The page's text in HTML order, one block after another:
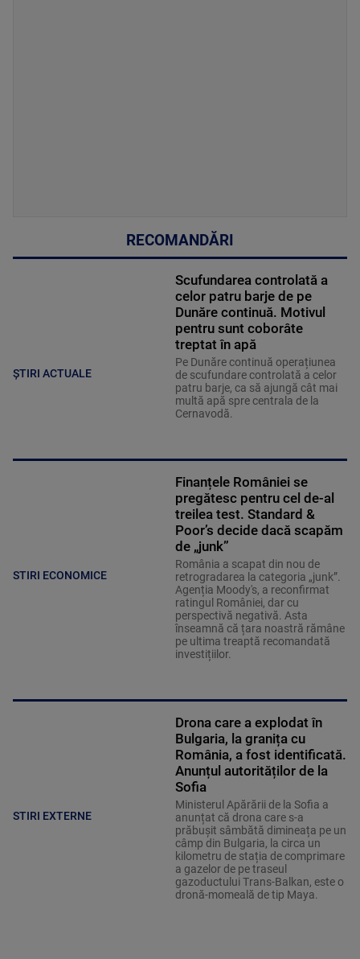
RECOMANDĂRI
ȘTIRI ACTUALE
Scufundarea controlată a
celor patru barje de pe
Dunăre continuă. Motivul
pentru sunt coborâte
treptat în apă
Pe Dunăre continuă operațiunea
de scufundare controlată a celor
patru barje, ca să ajungă cât mai
multă apă spre centrala de la
Cernavodă.
STIRI ECONOMICE
Finanțele României se
pregătesc pentru cel de-al
treilea test. Standard &
Poor’s decide dacă scapăm
de „junk”
România a scapat din nou de
retrogradarea la categoria „junk”.
Agenția Moody's, a reconfirmat
ratingul României, dar cu
perspectivă negativă. Asta
înseamnă că țara noastră rămâne
pe ultima treaptă recomandată
investițiilor.
STIRI EXTERNE
Drona care a explodat în
Bulgaria, la granița cu
România, a fost identificată.
Anunțul autorităților de la
Sofia
Ministerul Apărării de la Sofia a
anunțat că drona care s-a
prăbușit sâmbătă dimineața pe un
câmp din Bulgaria, la circa un
kilometru de stația de comprimare
a gazelor de pe traseul
gazoductului Trans-Balkan, este o
dronă-momeală de tip Maya.